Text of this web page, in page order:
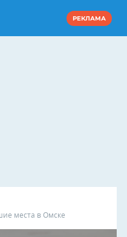
РЕКЛАМА
места в Омске